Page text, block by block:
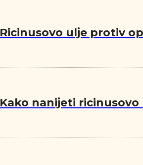
Ricinusovo ulje protiv
Kako nanijeti ricinusovo